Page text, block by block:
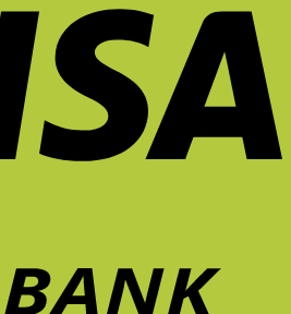
ทำการ
บ้าน
บ้าน
ยัง
มี
ชีวิต
ขึ้น?
Unexpected
Theory
เก้าอี้
สำคัญ
ต่อ
เก้าอี้
เพื่อ
สุขภาพ
คุ้ม
ระยะ
ยาว